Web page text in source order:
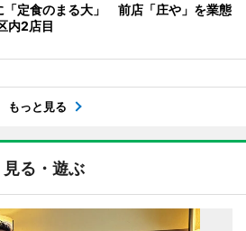
「定食のまる大」 前店「庄や」を業態
内2店目
もっと見る
見る・遊ぶ